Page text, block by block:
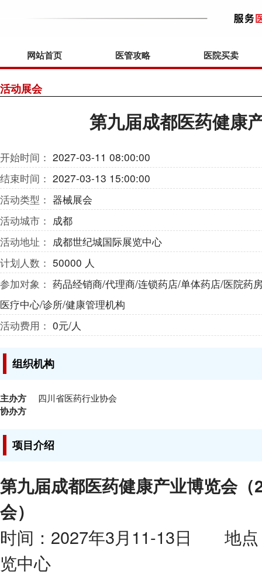
网站首页 医管攻略 医院买卖
活动展会
第九届成都医药健康
开始时间： 2027-03-11 08:00:00
结束时间： 2027-03-13 15:00:00
活动类型： 器械展会
活动城市： 成都
活动地址： 成都世纪城国际展览中心
计划人数： 50000 人
参加对象： 药品经销商/代理商/连锁药店/单体药店/医院药
医疗中心/诊所/健康管理机构
活动费用： 0元/人
组织机构
主办方 四川省医药行业协会
协办方
项目介绍
第九届成都医药健康产业博览会
会）
时间：2027年3月11-13日 地点
览中心